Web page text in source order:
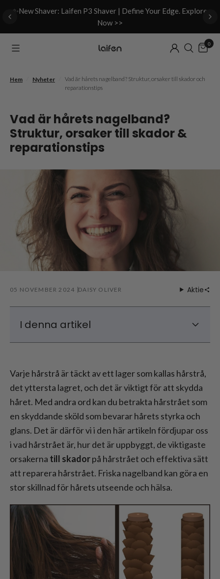
✨New Shaver: Laifen P3 Shaver | Define Your Edge. Explore
Now >>
0
Hem Nyheter
Vad är hårets nagelband? Struktur, orsaker till skador och
reparationstips
Vad är hårets nagelband?
Struktur, orsaker till skador &
reparationstips
05 NOVEMBER 2024 DAISY OLIVER Aktie
I denna artikel
Orsaker till skador på hårets nagelband
Hur reparerar man hårbotten?
Varje hårstrå är täckt av ett lager som kallas hårstrå,
det yttersta lagret, och det är viktigt för att skydda
håret. Med andra ord kan du betrakta hårstrået som
en skyddande sköld som bevarar hårets styrka och
glans. Det är därför vi i den här artikeln fördjupar oss
i vad hårstrået är, hur det är uppbyggt, de viktigaste
orsakerna till skadorpå hårstrået och effektiva sätt
att reparera hårstrået. Friska nagelband kan göra en
stor skillnad för hårets utseende och hälsa.